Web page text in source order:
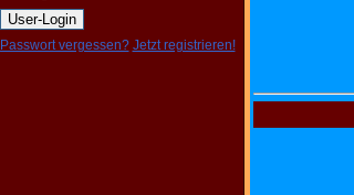
Passwort vergessen? Jetzt registrieren!